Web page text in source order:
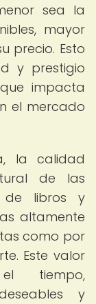
sea la
mayor
precio. Esto
y prestigio
impacta
el mercado
la calidad
de las
de libros y
altamente
como por
Este valor
tiempo,
y